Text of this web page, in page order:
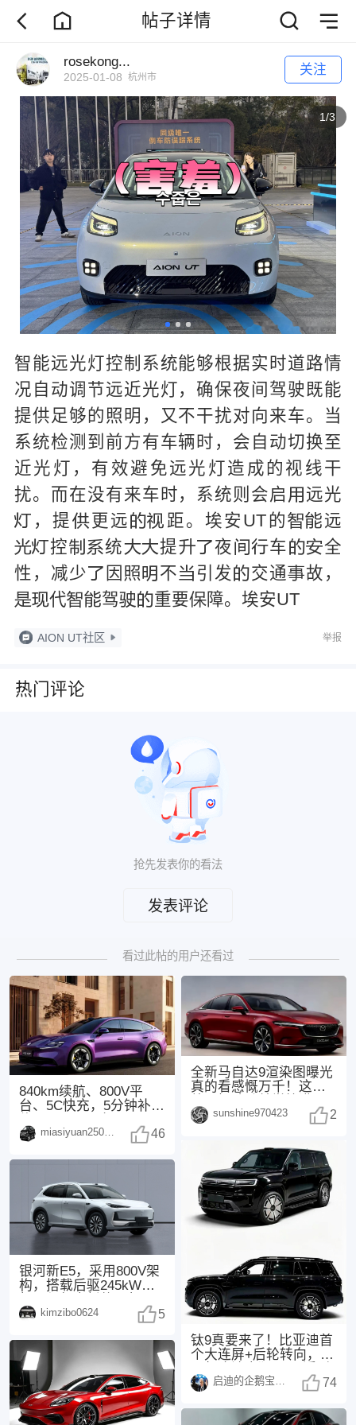
帖子详情
rosekong...
2025-01-08 杭州市 关注
1/3
智能远光灯控制系统能够根据实时道路情
况自动调节远近光灯，确保夜间驾驶既能
提供足够的照明，又不干扰对向来车。当
系统检测到前方有车辆时，会自动切换至
近光灯，有效避免远光灯造成的视线干
扰。而在没有来车时，系统则会启  远光
 ，提更远  距。埃安UT的远
 控 统提 夜 车 全
性，减少  因   不 引发 交通故，
代驾 重要障。埃安UT
AION UT社区 举报
热门评论
抢先发表你的看法
发表评论
看过此帖的用户还看过
840km续航、800V平
台、5C快充，5分钟补能
miasiyuan250914 46
银河新E5，采用800V架
构，搭载后驱245kW电
同，配备了
kimzibo0624 5
全新马自达9渲染图曝光
真的看感慨万千！这次
3.3T直六+后驱
sunshine970423 2
钛9真要来了！比亚迪首
个大连屏+后轮转向，25
汽车圈的消息 启迪的企鹅宝宝1494 74